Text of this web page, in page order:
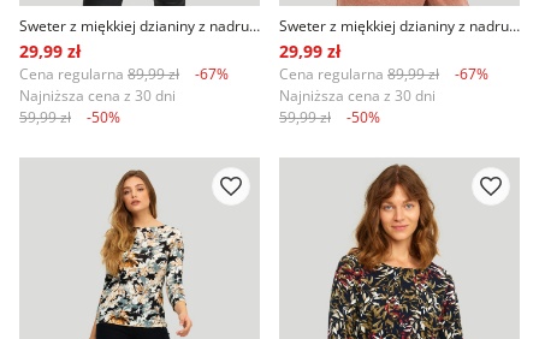
Sweter z miękkiej dzianiny z nadrukiem, różowo-fioletowy
29,99 zł
Cena regularna 89,99 zł
-67%
Najniższa cena z 30 dni
59,99 zł
-50%
Sweter z miękkiej dzianiny z nadrukiem
29,99 zł
Cena regularna 89,99 zł
-67%
Najniższa cena z 30 dni
59,99 zł
-50%